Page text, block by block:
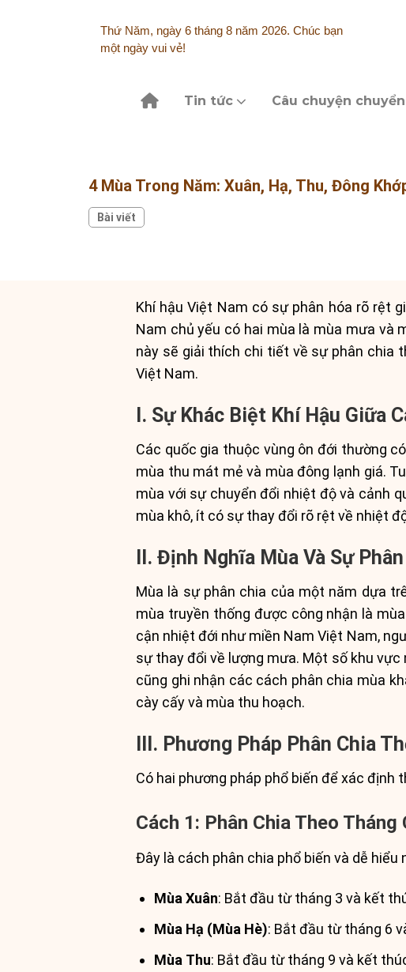
Thứ Năm, ngày 6 tháng 8 năm 2026. Chúc bạn
một ngày vui vẻ!
Tin tức Câu chuyện
4 Mùa Trong Năm: Xuân, Hạ, Thu, Đông
Bài viết
Khí hậu Việt Nam có sự phân hóa rõ rệt
Nam chủ yếu có hai mùa là mùa mưa và
này sẽ giải thích chi tiết về sự phân chia
Việt Nam.
I. Sự Khác Biệt Khí Hậu Giữa
Các quốc gia thuộc vùng ôn đới thường
mùa thu mát mẻ và mùa đông lạnh giá.
mùa với sự chuyển đổi nhiệt độ và cảnh
mùa khô, ít có sự thay đổi rõ rệt về nhiệt
II. Định Nghĩa Mùa Và Sự
Mùa là sự phân chia của một năm dựa
mùa truyền thống được công nhận là
cận nhiệt đới như miền Nam Việt Nam,
sự thay đổi về lượng mưa. Một số khu
cũng ghi nhận các cách phân chia mùa
cày cấy và mùa thu hoạch.
III. Phương Pháp Phân Chia
Có hai phương pháp phổ biến để xác định
Cách 1: Phân Chia Theo Tháng
Đây là cách phân chia phổ biến và dễ hiểu
Mùa Xuân: Bắt đầu từ tháng 3 và kết
Mùa Hạ (Mùa Hè): Bắt đầu từ tháng 6
Mùa Thu: Bắt đầu từ tháng 9 và kết